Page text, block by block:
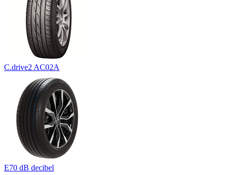
C.drive2 AC02A
E70 dB decibel